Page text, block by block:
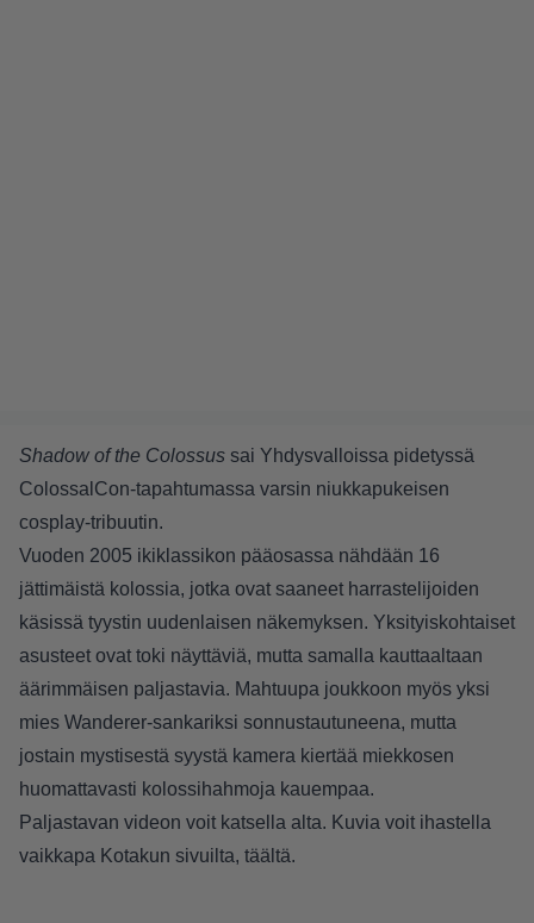
Shadow of the Colossus sai Yhdysvalloissa pidetyssä
ColossalCon-tapahtumassa varsin niukkapukeisen
cosplay-tribuutin.
Vuoden 2005 ikiklassikon pääosassa nähdään 16
jättimäistä kolossia, jotka ovat saaneet harrastelijoiden
käsissä tyystin uudenlaisen näkemyksen. Yksityiskohtaiset
asusteet ovat toki näyttäviä, mutta samalla kauttaaltaan
äärimmäisen paljastavia. Mahtuupa joukkoon myös yksi
mies Wanderer-sankariksi sonnustautuneena, mutta
jostain mystisestä syystä kamera kiertää miekkosen
huomattavasti kolossihahmoja kauempaa.
Paljastavan videon voit katsella alta. Kuvia voit ihastella
vaikkapa Kotakun sivuilta, täältä.